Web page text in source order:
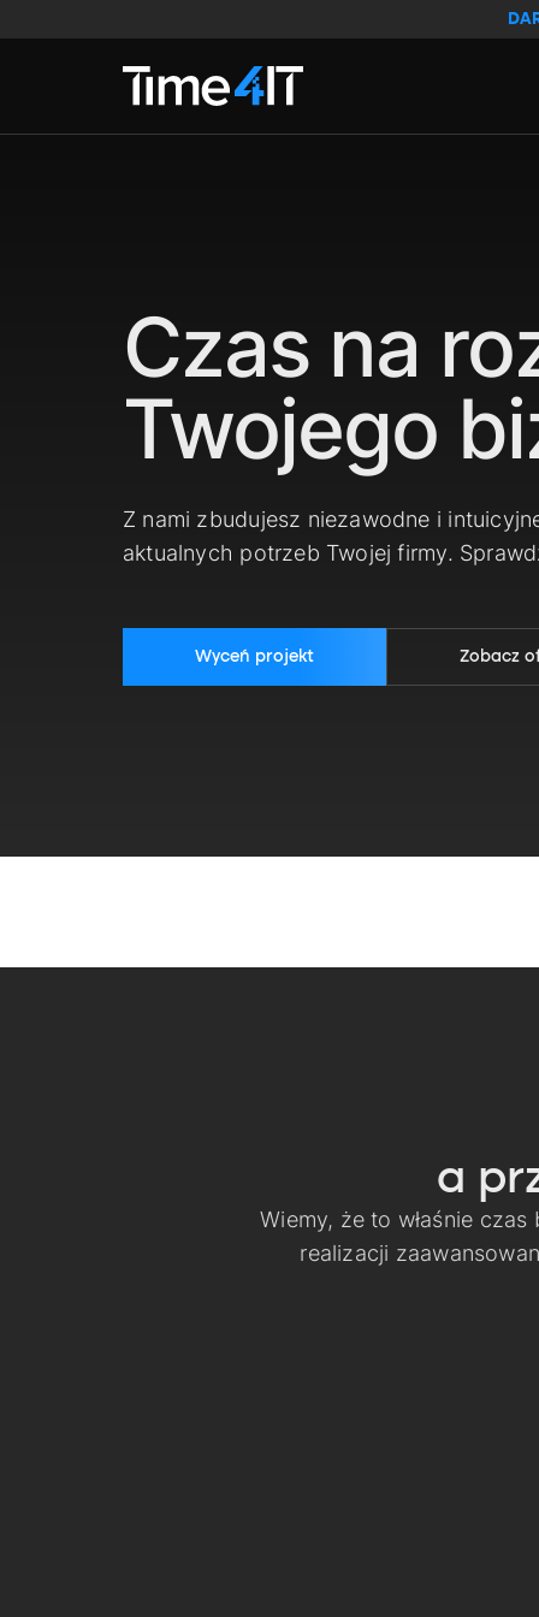
Czas na
Twojego
Z nami zbudujesz niezawodne i
aktualnych potrzeb Twojej firmy.
Wyceń projekt Zobacz
a
Wiemy, że to właśnie
realizacji